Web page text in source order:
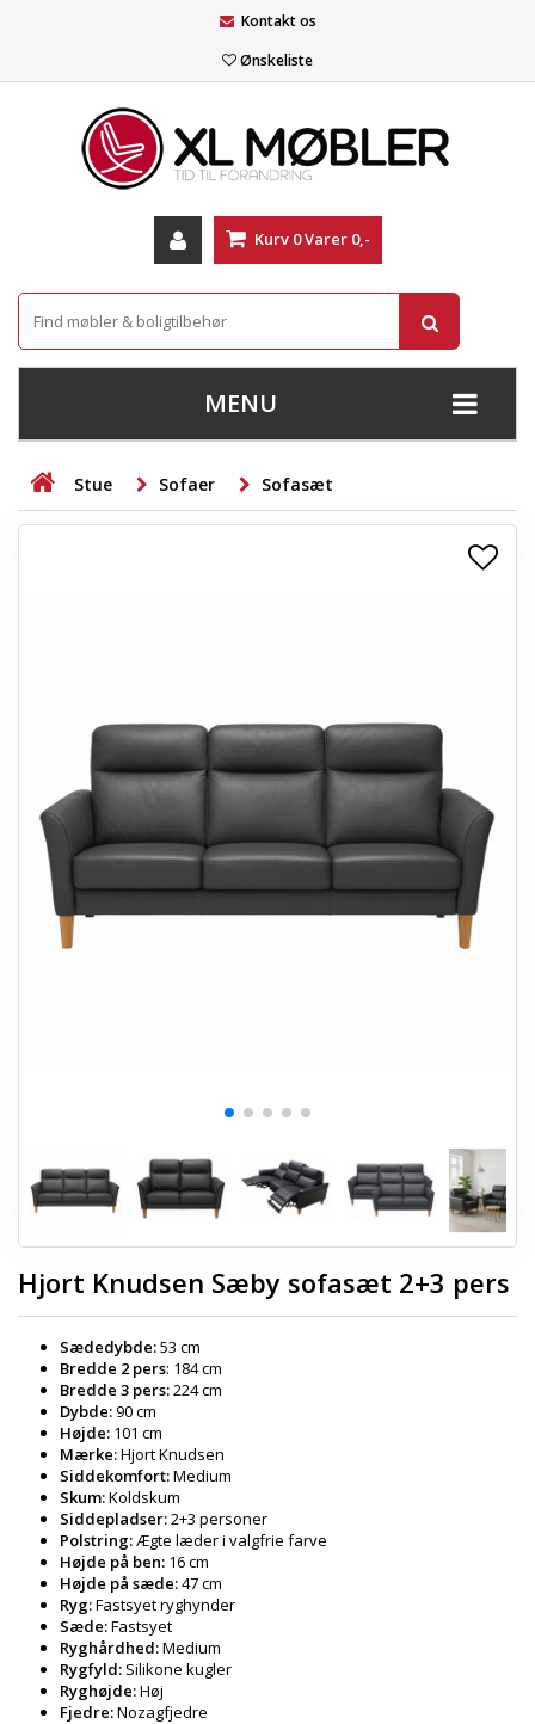
Kontakt os
Ønskeliste
Kurv 0Varer 0,-
MENU
+
STUE
+
LAMPER
+
ENTREMØBLER
HAVEMØBLER
OUTLET
Stue Sofaer Sofasæt
Hjort Knudsen Sæby sofasæt 2+3 pers
Sædedybde:53 cm
Bredde 2 pers: 184 cm
Bredde 3 pers:224 cm
Dybde:90 cm
Højde: 101 cm
Mærke:Hjort Knudsen
Siddekomfort:Medium
Skum:Koldskum
Siddepladser:2+3 personer
Polstring:Ægte læder i valgfrie farve
Højde på ben: 16 cm
Højde på sæde:47 cm
Ryg:Fastsyet ryghynder
Sæde:Fastsyet
Ryghårdhed:Medium
Rygfyld: Silikone kugler
Ryghøjde:Høj
Fjedre:Nozagfjedre